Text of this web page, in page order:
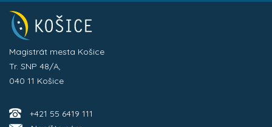
Magistrát mesta Košice
Tr. SNP 48/A,
040 11 Košice
+421 55 6419 111